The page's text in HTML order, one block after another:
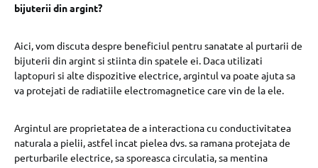
bijuterii din argint?
Aici, vom discuta despre beneficiul pentru sanatate al purtarii de
bijuterii din argint si stiinta din spatele ei. Daca utilizati
laptopuri si alte dispozitive electrice, argintul va poate ajuta sa
va protejati de radiatiile electromagnetice care vin de la ele.
Argintul are proprietatea de a interactiona cu conductivitatea
naturala a pielii, astfel incat pielea dvs. sa ramana protejata de
perturbarile electrice, sa sporeasca circulatia, sa mentina